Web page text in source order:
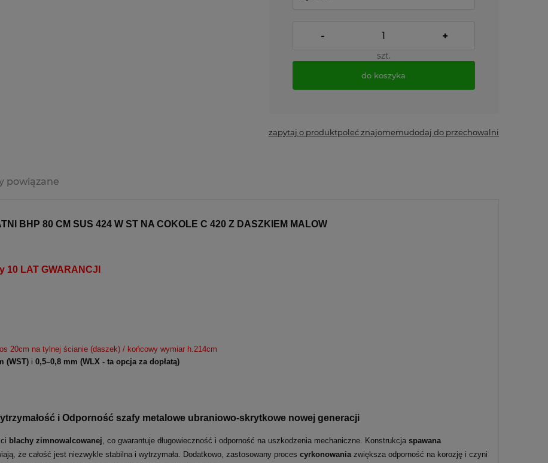
- +
szt.
do koszyka
zapytaj o produktpoleć znajomemudodaj do przechowalni
powiązane
BHP 80 CM SUS 424 W ST NA COKOLE C 420 Z DASZKIEM MALOW
10 LAT GWARANCJI
20cm na tylnej ścianie (daszek) / końcowy wymiar h.214cm
(WST) i 0,5–0,8 mm (WLX - ta opcja za dopłatą)
i Odporność szafy metalowe ubraniowo-skrytkowe nowej generacji
blachy zimnowalcowanej, co gwarantuje długowieczność i odporność na uszkodzenia mechaniczne. Konstrukcja spawana
że całość jest niezwykle stabilna i wytrzymała. Dodatkowo, zastosowany proces cyrkonowaniazwiększa odporność na korozję i czyni